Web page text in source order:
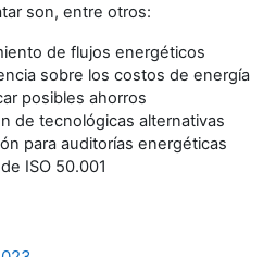
son, entre otros:
de flujos energéticos
sobre los costos de energía
posibles ahorros
de tecnológicas alternativas
para auditorías energéticas
ISO 50.001